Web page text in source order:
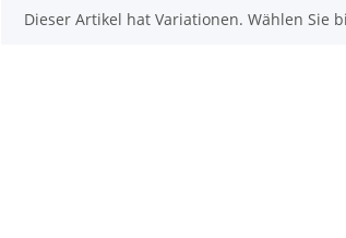
x
Dieser Artikel hat Variationen. Wählen Sie